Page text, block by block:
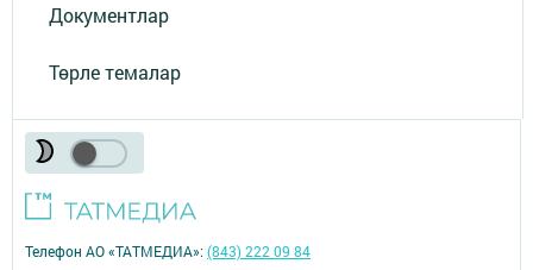
Документлар
Төрле темалар
Телефон АО «ТАТМЕДИА»:(843) 222 09 84